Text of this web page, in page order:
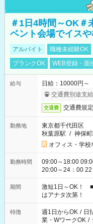
＃1日4時間～OK＃
ベント会場でイス
アルバイト 職種未経験OK
ブランクOK
WEB登録・面
給与
日給：10000円
交通費別途支
交通費 交通費規
勤務地
東京都千代田区
秋葉原駅 / 神保
オフィス・学校
勤務時間
09:00～18:00
20:00～24：00 22
シフトもございま
期間
激短1日～OK！
はアナタ次第！
特徴 週1日からOK / 日
業・WワークOK /